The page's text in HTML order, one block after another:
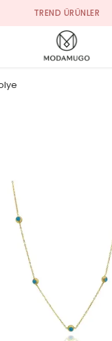
TREND ÜRÜNLER